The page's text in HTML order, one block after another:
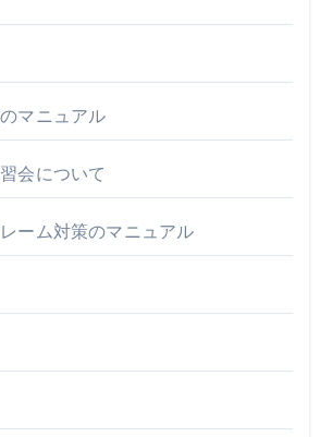
マニュアル
会について
ーム対策のマニュアル